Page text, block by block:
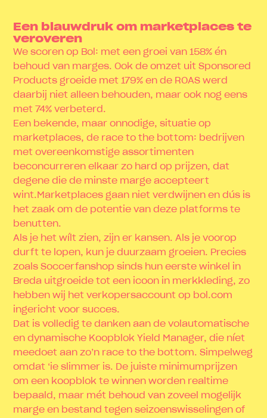
Een blauwdruk om marketplaces te
veroveren
We scoren op Bol: met een groei van 158% én
behoud van marges. Ook de omzet uit Sponsored
Products groeide met 179% en de ROAS werd
daarbij niet alleen behouden, maar ook nog eens
met 74% verbeterd.
Een bekende, maar onnodige, situatie op
marketplaces, de race to the bottom: bedrijven
met overeenkomstige assortimenten
beconcurreren elkaar zo hard op prijzen, dat
degene die de minste marge accepteert
wint.Marketplaces gaan niet verdwijnen en dús is
het zaak om de potentie van deze platforms te
benutten.
Als je het wílt zien, zijn er kansen. Als je voorop
durft te lopen, kun je duurzaam groeien. Precies
zoals Soccerfanshop sinds hun eerste winkel in
Breda uitgroeide tot een icoon in merkkleding, zo
hebben wij het verkopersaccount op bol.com
ingericht voor succes.
Dat is volledig te danken aan de volautomatische
en dynamische Koopblok Yield Manager, die níet
meedoet aan zo’n race to the bottom. Simpelweg
omdat ‘ie slimmer is. De juiste minimumprijzen
om een koopblok te winnen worden realtime
bepaald, maar mét behoud van zoveel mogelijk
marge en bestand tegen seizoenswisselingen of